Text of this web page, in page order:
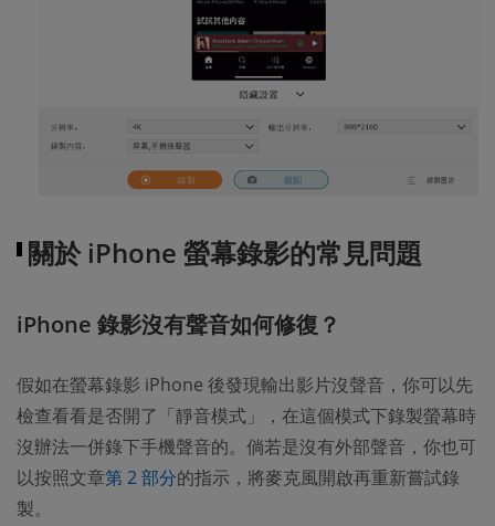
關於 iPhone 螢幕錄影的常見問題
iPhone 錄影沒有聲音如何修復？
假如在螢幕錄影 iPhone 後發現輸出影片沒聲音，你可以先
檢查看看是否開了「靜音模式」，在這個模式下錄製螢幕時
沒辦法一併錄下手機聲音的。倘若是沒有外部聲音，你也可
以按照文章第 2 部分的指示，將麥克風開啟再重新嘗試錄
製。